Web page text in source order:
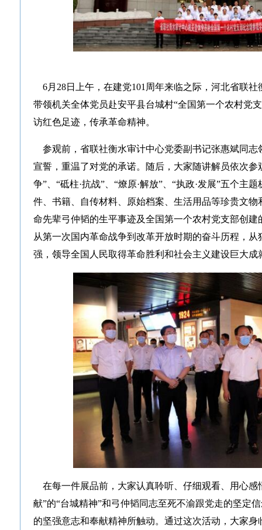
6月28日上午，在建党101周年来临之际，河北省联
带领机关全体党员赴安平县台城村“全国第一个农村党
访红色足迹，传承革命精神。
参观前，省联社衡水审计中心党委副书记张惠斌同志
宣誓，重温了对党的承诺。随后，大家随讲解员依次参
争”、“砥柱·抗战”、“燎原·解放”、“执政·发展”五个主
件、书籍、自传材料、原始档案、生活用品等珍贵文
命先辈弓仲韬的生平事迹及全国第一个农村党支部创
从第一次国内革命战争到改革开放时期的奋斗历程，
强，领导全国人民取得革命胜利和社会主义建设巨大成
在每一件展品前，大家认真聆听、仔细观看、用心感
献”的“台城精神”和弓仲韬同志至死不渝跟党走的坚定
的坚强意志和奉献精神所触动。通过这次活动，大家